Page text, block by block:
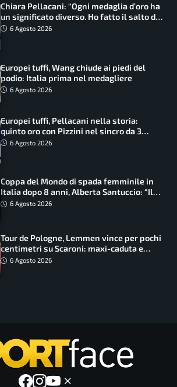
Chiara Pellacani: “Ogni medaglia d’oro ha
un significato diverso. Ho fatto il salto di
qualità”
6 Agosto 2026
Europei tuffi, Wang chiude ai piedi del
podio: Italia prima nel medagliere
6 Agosto 2026
Europei tuffi, Pellacani nella storia:
quinto oro con Pizzini nel sincro da 3
metri
6 Agosto 2026
Coppa del Mondo di spada femminile in
Italia dopo 8 anni, Alberta Santuccio: “Il
lavoro dà sempre i suoi frutti”
6 Agosto 2026
Tour de Pologne, Lemmen vince per pochi
centimetri su Scaroni: maxi-caduta e
tappa accorciata
6 Agosto 2026